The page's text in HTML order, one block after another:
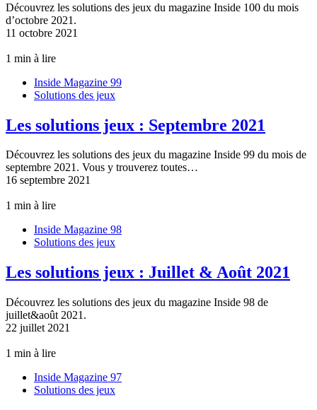
Découvrez les solutions des jeux du magazine Inside 100 du mois
d’octobre 2021.
11 octobre 2021
1 min à lire
Inside Magazine 99
Solutions des jeux
Les solutions jeux : Septembre 2021
Découvrez les solutions des jeux du magazine Inside 99 du mois de
septembre 2021. Vous y trouverez toutes…
16 septembre 2021
1 min à lire
Inside Magazine 98
Solutions des jeux
Les solutions jeux : Juillet & Août 2021
Découvrez les solutions des jeux du magazine Inside 98 de
juillet&août 2021.
22 juillet 2021
1 min à lire
Inside Magazine 97
Solutions des jeux